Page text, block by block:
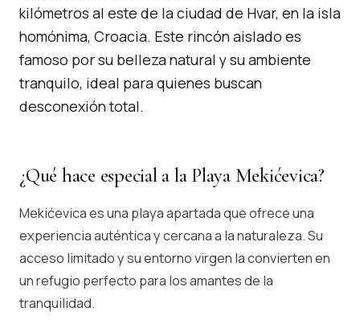
kilómetros al este de la ciudad de Hvar, en la isla
homónima, Croacia. Este rincón aislado es
famoso por su belleza natural y su ambiente
tranquilo, ideal para quienes buscan
desconexión total.
¿Qué hace especial a la Playa Mekićevica?
Mekićevica es una playa apartada que ofrece una
experiencia auténtica y cercana a la naturaleza. Su
acceso limitado y su entorno virgen la convierten en
un refugio perfecto para los amantes de la
tranquilidad.